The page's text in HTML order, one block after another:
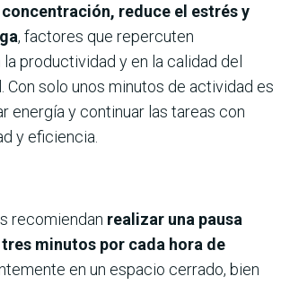
reduce el estrés y
, factores que repercuten
productividad y en la calidad del
Con solo unos minutos de actividad es
energía y continuar las tareas con
y eficiencia.
recomiendan realizar una pausa
minutos por cada hora de
en un espacio cerrado, bien